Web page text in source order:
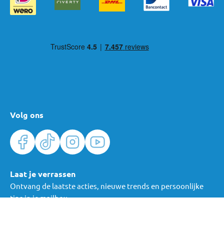
Volg ons
Laat je verrassen
Ontvang de laatste acties, nieuwe trends en persoonlijke
tips in je mailbox.